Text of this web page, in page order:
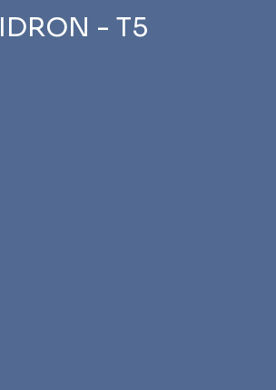
IDRON - T5